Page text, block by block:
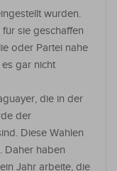
wurden.
sie geschaffen
oder Partei nahe
gar nicht
die in der
der
Diese Wahlen
Daher haben
Jahr arbeite, die